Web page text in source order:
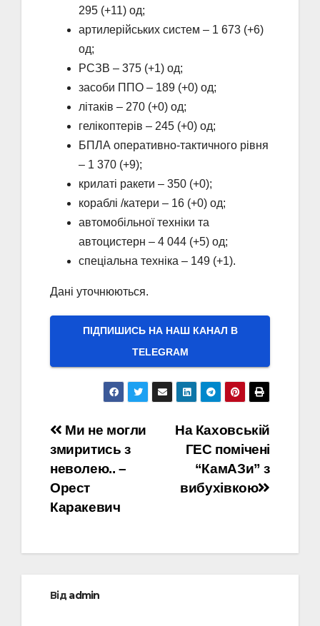
295 (+11) од;
артилерійських систем – 1 673 (+6)
од;
РСЗВ – 375 (+1) од;
засоби ППО – 189 (+0) од;
літаків – 270 (+0) од;
гелікоптерів – 245 (+0) од;
БПЛА оперативно-тактичного рівня
– 1 370 (+9);
крилаті ракети – 350 (+0);
кораблі /катери – 16 (+0) од;
автомобільної техніки та
автоцистерн – 4 044 (+5) од;
спеціальна техніка – 149 (+1).
Дані уточнюються.
ПІДПИШИСЬ НА НАШ КАНАЛ В
ТELEGRAM
Навігація
записів
На Каховській
ГЕС помічені
“КамАЗи” з
вибухівкою
Ми не могли
змиритись з
неволею.. –
Орест
Каракевич
Відadmin